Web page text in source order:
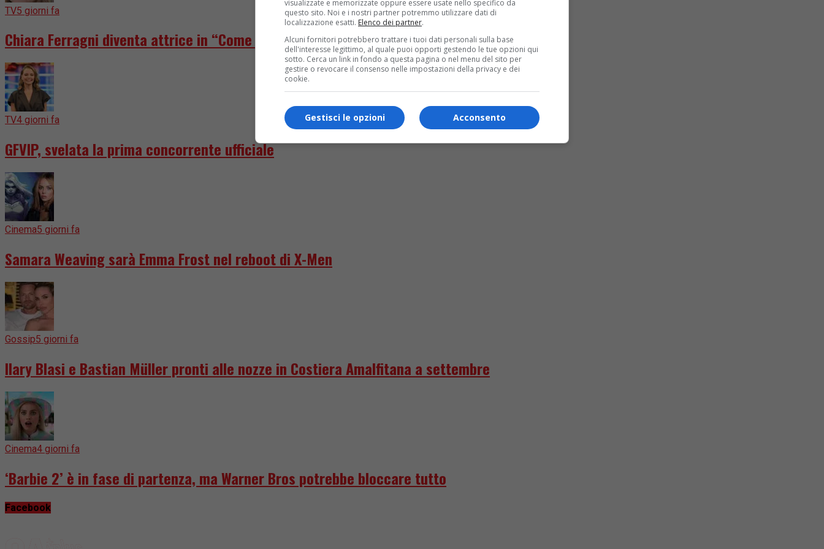
TV5 giorni fa
Chiara Ferragni diventa attrice in “Come distruggere l’ex”
TV4 giorni fa
GFVIP, svelata la prima concorrente ufficiale
Cinema5 giorni fa
Samara Weaving sarà Emma Frost nel reboot di X-Men
Gossip5 giorni fa
Ilary Blasi e Bastian Müller pronti alle nozze in Costiera Amalfitana a settembre
Cinema4 giorni fa
‘Barbie 2’ è in fase di partenza, ma Warner Bros potrebbe bloccare tutto
Facebook
visualizzate e memorizzate oppure essere usate nello specifico da
questo sito. Noi e i nostri partner potremmo utilizzare dati di
localizzazione esatti. Elenco dei partner.
Alcuni fornitori potrebbero trattare i tuoi dati personali sulla base
dell'interesse legittimo, al quale puoi opporti gestendo le tue opzioni qui
sotto. Cerca un link in fondo a questa pagina o nel menu del sito per
gestire o revocare il consenso nelle impostazioni della privacy e dei
cookie.
Acconsento
Gestisci le opzioni